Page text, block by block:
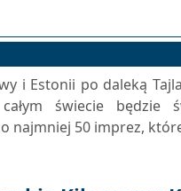
i Estonii po daleką
świecie będzie
najmniej 50 imprez,